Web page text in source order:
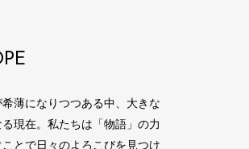
薄になりつつある中、大きな
現在。私たちは「物語」の力
とで日々のよろこびを見つけ